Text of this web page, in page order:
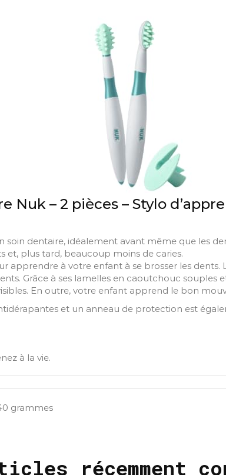
Nuk – 2 pièces – Stylo
dentaire, idéalement avant même que les
et, plus tard, beaucoup moins de caries.
apprendre à votre enfant à se brosser les
Grâce à ses lamelles en caoutchouc souples
En outre, votre enfant apprend le bon
et un anneau de protection est
à la vie.
grammes
récemment